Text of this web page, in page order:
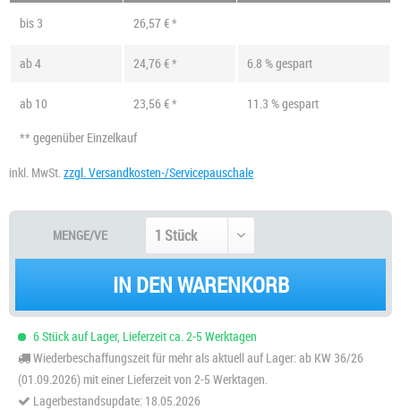
bis 3 26,57 € *
ab4 24,76 € * 6.8 % gespart
ab 10 23,56 € *
11.3 % gespart
** gegenüber Einzelkauf
inkl. MwSt. zzgl. Versandkosten-/Servicepauschale
MENGE/VE
IN DEN WARENKORB
6 Stück auf Lager, Lieferzeit ca. 2-5 Werktagen
Wiederbeschaffungszeit für mehr als aktuell auf Lager: ab KW 36/26
(01.09.2026) mit einer Lieferzeit von 2-5 Werktagen.
Lagerbestandsupdate: 18.05.2026